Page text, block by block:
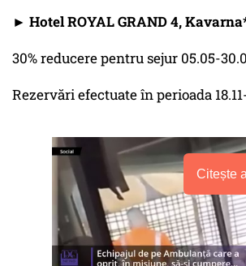
► Hotel ROYAL GRAND 4,
30% reducere pentru sejur 05.05-
Rezervări efectuate în perioada
Citește